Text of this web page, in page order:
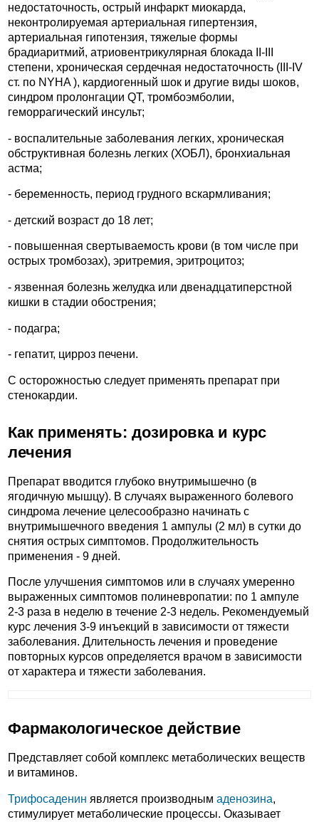
недостаточность, острый инфаркт миокарда,
неконтролируемая артериальная гипертензия,
артериальная гипотензия, тяжелые формы
брадиаритмий, атриовентрикулярная блокада II-III
степени, хроническая сердечная недостаточность (III-IV
ст. пo NYHA ), кардиогенный шок и другие виды шоков,
синдром пролонгации QT, тромбоэмболии,
геморрагический инсульт;
- воспалительные заболевания легких, хроническая
обструктивная болезнь легких (ХОБЛ), бронхиальная
астма;
- беременность, период грудного вскармливания;
- детский возраст до 18 лет;
- повышенная свертываемость крови (в том числе при
острых тромбозах), эритремия, эритроцитоз;
- язвенная болезнь желудка или двенадцатиперстной
кишки в стадии обострения;
- подагра;
- гепатит, цирроз печени.
С осторожностью следует применять препарат при
стенокардии.
Как применять: дозировка и курс
лечения
Препарат вводится глубоко внутримышечно (в
ягодичную мышцу). В случаях выраженного болевого
синдрома лечение целесообразно начинать с
внутримышечного введения 1 ампулы (2 мл) в сутки до
снятия острых симптомов. Продолжительность
применения - 9 дней.
После улучшения симптомов или в случаях умеренно
выраженных симптомов полиневропатии: по 1 ампуле
2-3 раза в неделю в течение 2-3 недель. Рекомендуемый
курс лечения 3-9 инъекций в зависимости от тяжести
заболевания. Длительность лечения и проведение
повторных курсов определяется врачом в зависимости
от характера и тяжести заболевания.
Фармакологическое действие
Представляет собой комплекс метаболических веществ
и витаминов.
Трифосаденин является производным аденозина,
стимулирует метаболические процессы. Оказывает